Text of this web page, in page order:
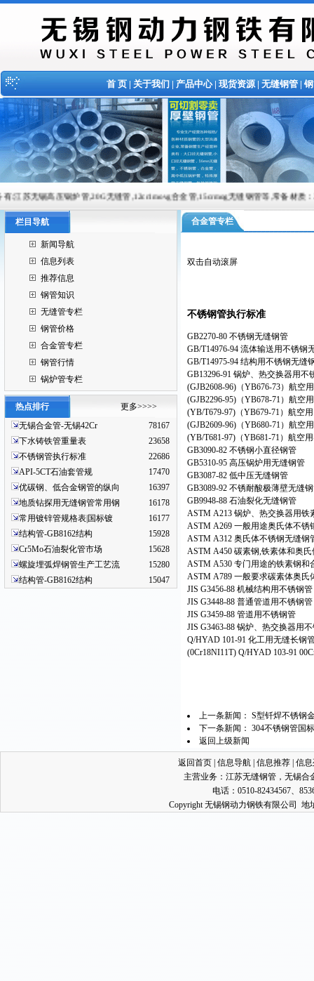
首 页 | 关于我们 | 产品中心| 现货资源| 无缝钢管 |
苏无锡高压锅炉管,20G无缝管,12cr1movg合金管,15crmog无缝钢管等,常备材质
栏目导航
新闻导航
信息列表
推荐信息
钢管知识
无缝管专栏
钢管价格
合金管专栏
钢管行情
锅炉管专栏
热点排行
更多>>>>
无锡合金管-无锡42Cr
78167
下水铸铁管重量表
23658
不锈钢管执行标准
22686
API-5CT石油套管规
17470
优碳钢、低合金钢管的纵向
16397
地质钻探用无缝钢管常用钢
16178
常用镀锌管规格表|国标镀
16177
结构管-GB8162结构
15928
Cr5Mo石油裂化管市场
15628
螺旋埋弧焊钢管生产工艺流
15280
结构管-GB8162结构
15047
合金管专栏
双击自动滚屏
不锈钢管执行标准
GB2270-80 不锈钢无缝钢管
GB/T14976-94 流体输送用不锈钢
GB/T14975-94 结构用不锈钢无缝
GB13296-91 锅炉、热交换器用不
(GJB2608-96)（YB676-73）航空
(GJB2296-95)（YB678-71）航空
(YB/T679-97)（YB679-71）航空
(GJB2609-96)（YB680-71）航空
(YB/T681-97)（YB681-71）航空
GB3090-82 不锈钢小直径钢管
GB5310-95 高压锅炉用无缝钢管
GB3087-82 低中压无缝钢管
GB3089-92 不锈耐酸极薄壁无缝
GB9948-88 石油裂化无缝钢管
ASTM A213 锅炉、热交换器用
ASTM A269 一般用途奥氏体不
ASTM A312 奥氏体不锈钢无缝
ASTM A450 碳素钢,铁素体和奥氏
ASTM A530 专门用途的铁素钢
ASTM A789 一般要求碳素体奥
JIS G3456-88 机械结构用不锈钢管
JIS G3448-88 普通管道用不锈钢管
JIS G3459-88 管道用不锈钢管
JIS G3463-88 锅炉、热交换器用
Q/HYAD 101-91 化工用无缝长钢
(0Cr18NI11T) Q/HYAD 103-91
上一条新闻： S型钎焊不锈钢
下一条新闻： 304不锈钢管国
返回上级新闻
返回首页 信息导航 信息推荐 信
主营业务： 江苏无缝钢管 ， 无锡合
电话：0510-82434567、
Copyright 无锡钢动力钢铁有限公司